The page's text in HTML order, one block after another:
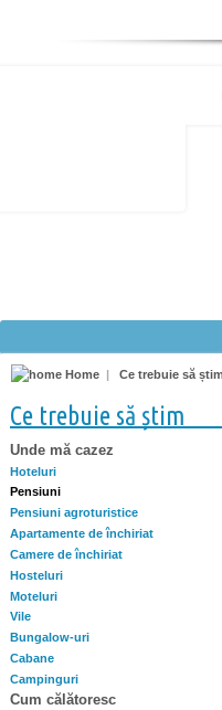
Home | Ce trebuie să știm
Ce trebuie să știm
Unde mă cazez
Hoteluri
Pensiuni
Pensiuni agroturistice
Apartamente de închiriat
Camere de închiriat
Hosteluri
Moteluri
Vile
Bungalow-uri
Cabane
Campinguri
Cum călătoresc